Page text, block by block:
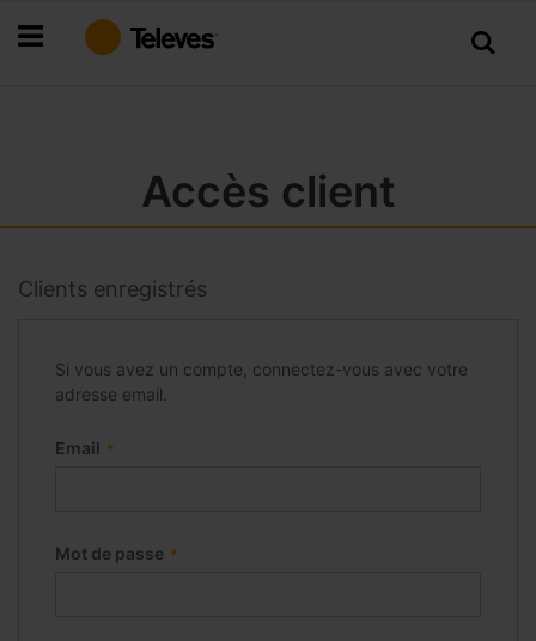
au
Accès client
Clients enregistrés
Si vous avez un compte, connectez-vous avec votre
adresse email.
Email
Mot de passe